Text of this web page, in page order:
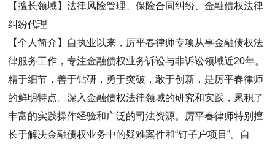
【擅长领域】法律风险管理、保险合同纠纷、金融债权法律
纠纷代理
【个人简介】自执业以来，厉平春律师专项从事金融债权法
律服务工作，专注金融债权业务诉讼与非诉讼领域近20年。
精于细节，善于钻研，勇于突破，敢于创新，是厉平春律师
的鲜明特点。深入金融债权法律领域的研究和实践，累积了
丰富的实践操作经验和广泛的司法资源。厉平春律师特别擅
长于解决金融债权业务中的疑难案件和“钉子户项目”。自